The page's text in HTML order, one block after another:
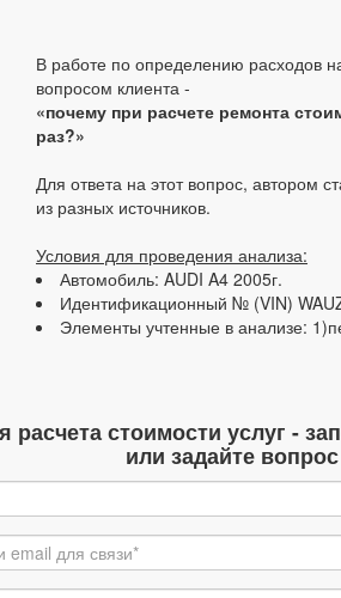
В работе по определению расходов
вопросом клиента -
«почему при расчете ремонта
раз?»
Для ответа на этот вопрос, автором
из разных источников.
Условия для проведения анализа:
Автомобиль: AUDI A4 2005г.
Идентификационный № (VIN)
Элементы учтенные в анализе:
расчета стоимости услуг -
или задайте вопрос